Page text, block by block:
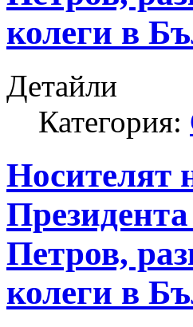
колеги в
Детайли
Категория:
Носителят
Петров,
колеги в